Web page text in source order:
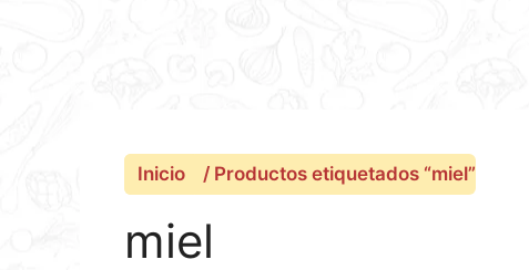
Inicio / Productos etiquetados “miel”
miel